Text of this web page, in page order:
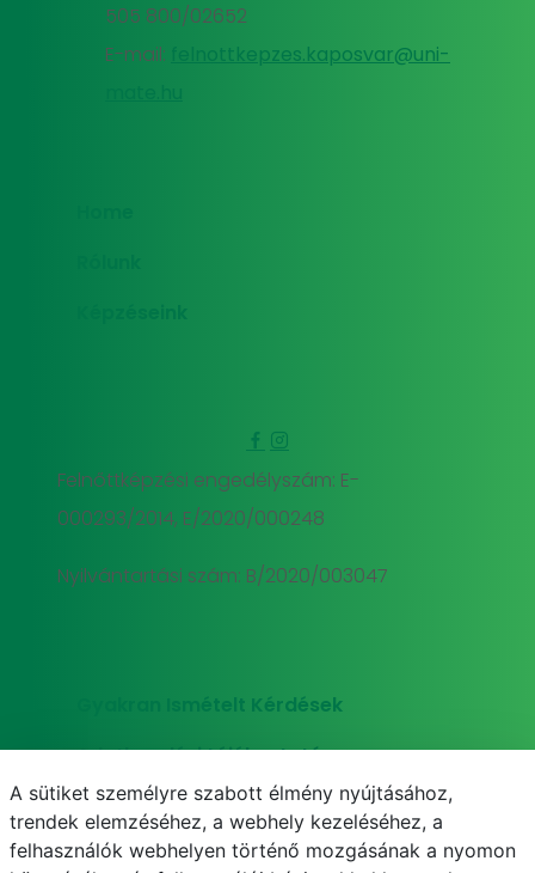
505 800/02652
E-mail:
felnottkepzes.kaposvar@uni-
Felnőttképzési engedélyszám: E-
000293/2014, E/2020/000248
Nyilvántartási szám: B/2020/003047
Gyakran Ismételt Kérdések
Adatkezelési tájékoztató
Süti (cookie) tájékoztató
A sütiket személyre szabott élmény nyújtásához,
trendek elemzéséhez, a webhely kezeléséhez, a
felhasználók webhelyen történő mozgásának a nyomon